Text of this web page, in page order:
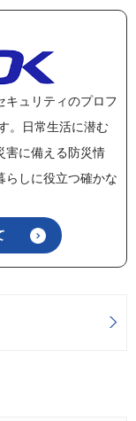
キュリティのプロフ
。日常生活に潜む
害に備える防災情
らしに役立つ確かな